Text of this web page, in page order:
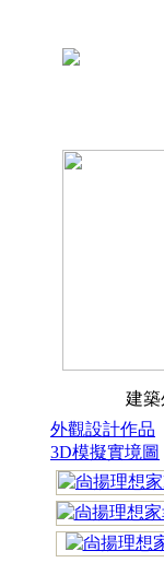
建築
外觀設計作品
3D模擬實境圖